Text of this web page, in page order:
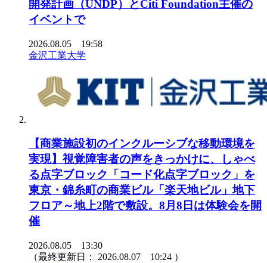
開発計画（UNDP）とCiti Foundation主催の
イベントで
2026.08.05 19:58
金沢工業大学
【商業施設初のインクルーシブな移動環境を
実現】視覚障害者の声をきっかけに、しゃべ
る点字ブロック「コード化点字ブロック」を
東京・錦糸町の商業ビル「楽天地ビル」地下
フロア～地上2階で敷設。8月8日は体験会を開
催
2026.08.05 13:30
（最終更新日： 2026.08.07 10:24 ）